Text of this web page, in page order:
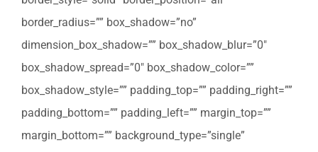
border_radius=”” box_shadow=”no”
dimension_box_shadow=”” box_shadow_blur=”0″
box_shadow_spread=”0″ box_shadow_color=””
box_shadow_style=”” padding_top=”” padding_right=””
padding_bottom=”” padding_left=”” margin_top=””
margin_bottom=”” background_type=”single”